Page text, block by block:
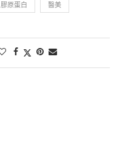
膠原蛋白 醫美